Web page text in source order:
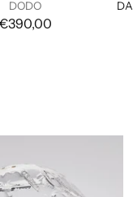
DODO
€390,00